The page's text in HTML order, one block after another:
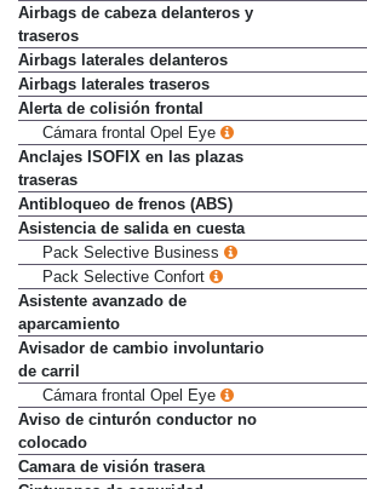
Airbags de cabeza delanteros y
traseros
Airbags laterales delanteros
Airbags laterales traseros
Alerta de colisión frontal
Cámara frontal Opel Eye
Anclajes ISOFIX en las plazas
traseras
Antibloqueo de frenos (ABS)
Asistencia de salida en cuesta
Pack Selective Business
Pack Selective Confort
Asistente avanzado de
aparcamiento
Avisador de cambio involuntario
de carril
Cámara frontal Opel Eye
Aviso de cinturón conductor no
colocado
Camara de visión trasera